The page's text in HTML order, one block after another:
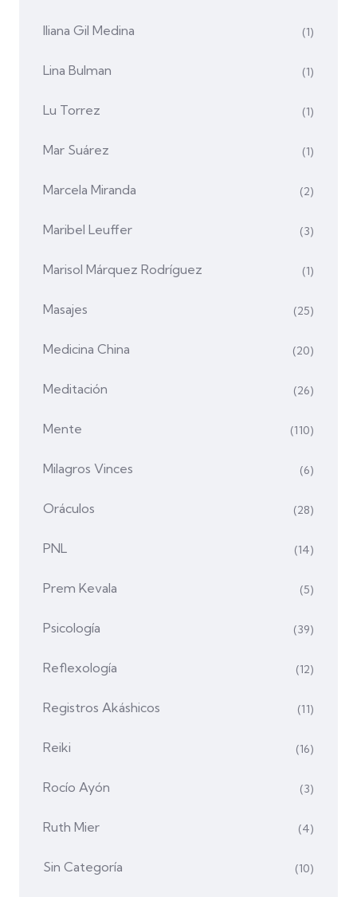
Iliana Gil Medina (1)
Lina Bulman (1)
Lu Torrez (1)
Mar Suárez (1)
Marcela Miranda (2)
Maribel Leuffer (3)
Marisol Márquez Rodríguez (1)
Masajes (25)
Medicina China (20)
Meditación (26)
Mente (110)
Milagros Vinces (6)
Oráculos (28)
PNL (14)
Prem Kevala (5)
Psicología (39)
Reflexología (12)
Registros Akáshicos (11)
Reiki (16)
Rocío Ayón (3)
Ruth Mier (4)
Sin Categoría (10)